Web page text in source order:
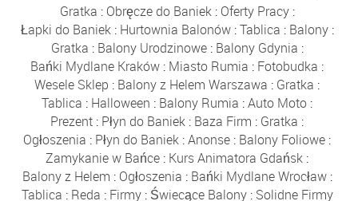
Gratka : Obręcze do Baniek: Oferty Pracy:
Łapki do Baniek: Hurtownia Balonów:Tablica : Balony:
Gratka : Balony Urodzinowe: Balony Gdynia :
Bańki Mydlane Kraków : Miasto Rumia : Fotobudka :
Wesele Sklep : Balony z Helem Warszawa : Gratka :
Tablica : Halloween : Balony Rumia :Auto Moto :
Prezent : Płyn do Baniek : Baza Firm : Gratka :
Ogłoszenia : Płyn do Baniek :Anonse : Balony Foliowe :
Zamykanie w Bańce : Kurs Animatora Gdańsk :
Balony z Helem : Ogłoszenia : Bańki Mydlane Wrocław:
Tablica : Reda : Firmy: Świecące Balony: Solidne Firmy